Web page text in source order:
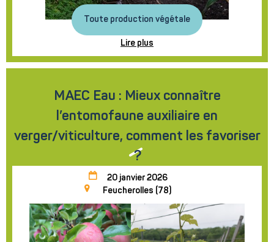
Toute production végétale
Lire plus
MAEC Eau : Mieux connaître
l’entomofaune auxiliaire en
verger/viticulture, comment les favoriser
?
20 janvier 2026
Feucherolles (78)